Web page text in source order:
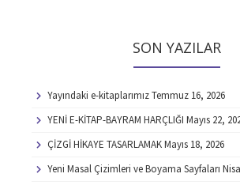
SON YAZILAR
Yayındaki e-kitaplarımızTemmuz 16, 2026
YENİ E-KİTAP-BAYRAM HARÇLIĞI Mayıs 22,
ÇİZGİ HİKAYE TASARLAMAKMayıs 18, 2026
Yeni Masal Çizimleri ve Boyama Sayfaları